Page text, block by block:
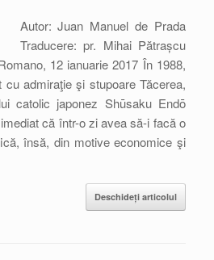
Autor: Juan Manuel de Prada
Traducere: pr. Mihai Pătrașcu
12 ianuarie 2017 În 1988,
admiraţie şi stupoare Tăcerea,
catolic japonez Shūsaku Endō
că într-o zi avea să-i facă o
însă, din motive economice şi
Deschideți articolul